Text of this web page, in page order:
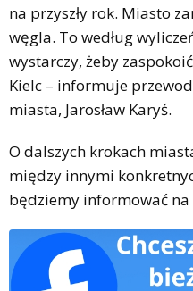
na przyszły rok. Miasto
węgla. To według
wystarczy, żeby
Kielc – informuje
miasta, Jarosław Karyś.
O dalszych krokach
między innymi
będziemy informować na